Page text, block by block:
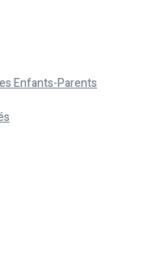
Enfants-Parents